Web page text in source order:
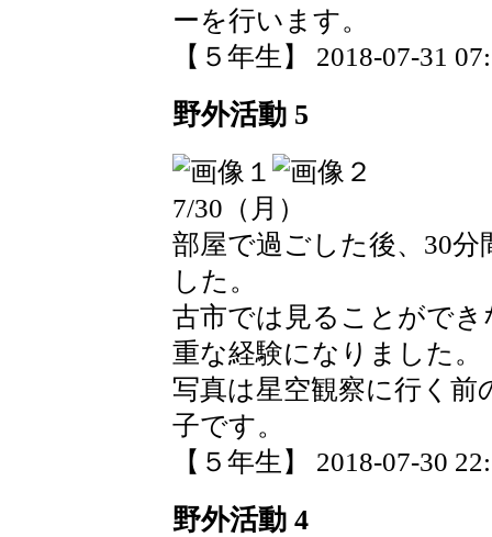
ーを行います。
【５年生】 2018-07-31
野外活動 5
7/30（月）
部屋で過ごした後、30
した。
古市では見ることがで
重な経験になりました。
写真は星空観察に行く前
子です。
【５年生】 2018-07-30
野外活動 4